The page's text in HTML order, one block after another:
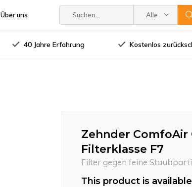
Über uns Alle Marken
40 Jahre Erfahrung Kostenlos
Zehnder ComfoAir
Filterklasse F7
Filter gegen feine
This product is